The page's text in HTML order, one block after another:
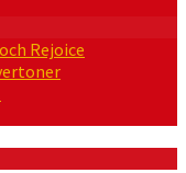
Rejoice